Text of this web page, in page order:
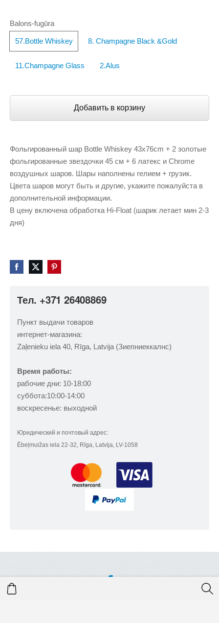
Тел. +371 26408869
Пункт выдачи товаров
интернет-магазина:
Zaļenieku iela 40, Rīga, Latvija (Зиепниеккалнс)
Время работы:
рабочие дни: 10-18:00
суббота:10:00-14:00
воскресенье: выходной
Юридический и почтовый адрес:
Ēbeļmuižas iela 22-32, Rīga, Latvija, LV-1058
Balons-fugūra
57.Bottle Whiskey 8. Champagne Black &Gold
11.Champagne Glass 2.Alus
Добавить в корзину
Фольгированный шар Bottle Whiskey 43x76cm + 2 золотые
фольгированные звездочки 45 см + 6 латекс и Chrome
воздушных шаров. Шары наполнены гелием + грузик.
Цвета шаров могут быть и другие, укажите пожалуйста в
дополнительной информации.
В цену включена обработка Hi-Float (шарик летает мин 2-3
дня)